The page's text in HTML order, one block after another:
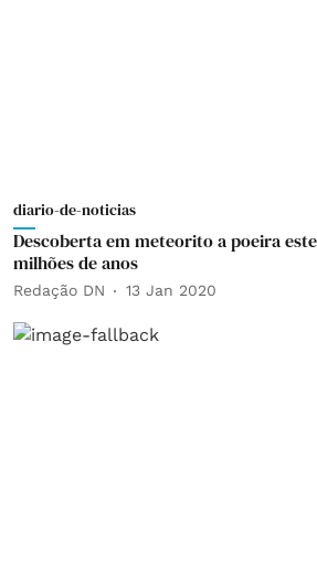
diario-de-noticias
Descoberta em meteorito a poeira
milhões de anos
Redação DN 13 Jan 2020